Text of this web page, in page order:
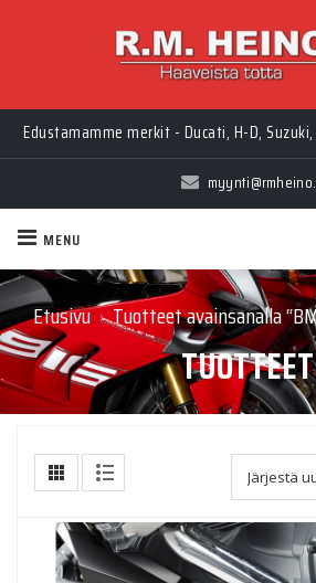
Edustamamme merkit - Ducati, H-D, Suzuki,
MENU
Etusivu › Tuotteet avainsanalla
TUOTTEET